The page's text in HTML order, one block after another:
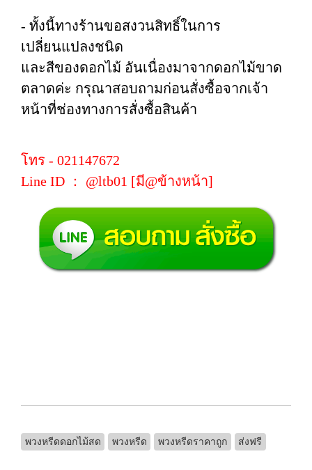
- ทั้งนี้ทางร้านขอสงวนสิทธิ์ในการ
เปลี่ยนแปลงชนิด
และสีของดอกไม้ อันเนื่องมาจากดอกไม้ขาด
ตลาดค่ะ กรุณาสอบถามก่อนสั่งซื้อจากเจ้า
หน้าที่ช่องทางการสั่งซื้อสินค้า
โทร - 021147672
Line ID ： @ltb01 [มี@ข้างหน้า]
พวงหรีดดอกไม้สด พวงหรีด พวงหรีดราคาถูก ส่งฟรี